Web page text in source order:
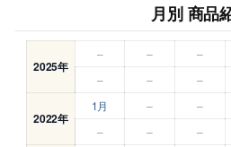
月別 商品
2025年
– – –
–
– –
2022年
1月 – –
–
– –